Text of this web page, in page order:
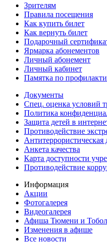
Зрителям
Правила посещения
Как купить билет
Как вернуть билет
Подарочный
Ярмарка абонементов
Личный абонемент
Личный кабинет
Памятка по
Документы
Спец. оценка условий
Политика
Защита детей в
Противодействие
Антитеррористическая
Анкета качества
Карта доступности
Противодействие
Информация
Акции
Фотогалерея
Видеогалерея
Афиша Тюмени и
Изменения в афише
Все новости